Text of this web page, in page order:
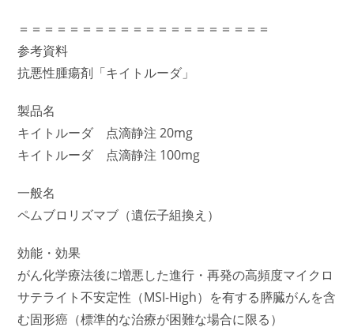
＝＝＝＝＝＝＝＝＝＝＝＝＝＝＝＝＝＝＝＝
参考資料
抗悪性腫瘍剤「キイトルーダ」
製品名
キイトルーダ 点滴静注 20mg
キイトルーダ 点滴静注 100mg
一般名
ペムブロリズマブ（遺伝子組換え）
効能・効果
がん化学療法後に増悪した進行・再発の高頻度マイクロ
サテライト不安定性（MSI-High）を有する膵臓がんを含
む固形癌（標準的な治療が困難な場合に限る）